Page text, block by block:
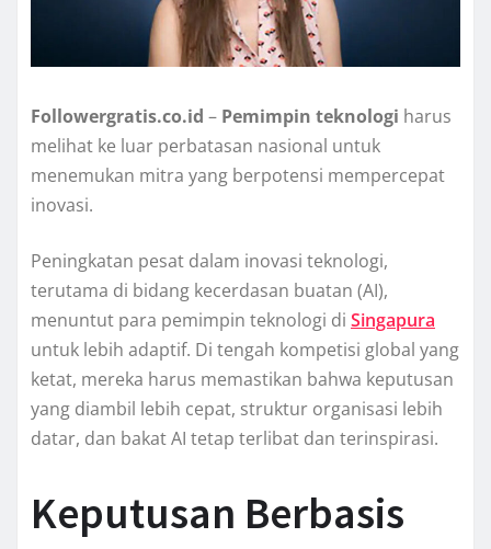
Followergratis.co.id – Pemimpin teknologi harus
melihat ke luar perbatasan nasional untuk
menemukan mitra yang berpotensi mempercepat
inovasi.
Peningkatan pesat dalam inovasi teknologi,
terutama di bidang kecerdasan buatan (AI),
menuntut para pemimpin teknologi di Singapura
untuk lebih adaptif. Di tengah kompetisi global yang
ketat, mereka harus memastikan bahwa keputusan
yang diambil lebih cepat, struktur organisasi lebih
datar, dan bakat AI tetap terlibat dan terinspirasi.
Keputusan Berbasis